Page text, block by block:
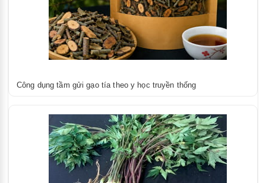
Công dụng tầm gửi gạo tía theo y học truyền thống